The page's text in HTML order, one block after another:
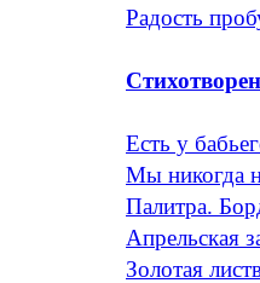
Радость
Есть у
Мы никогда
Палитра.
Апрельская
Золотая